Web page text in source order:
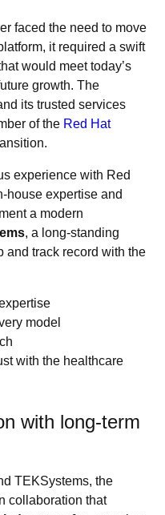
faced the need to move
it required a swift
would meet today’s
growth. The
its trusted services
of the Red Hat
experience with Red
house expertise and
a modern
, a long-standing
and track record with the
model
with the healthcare
with long-term
TEKSystems, the
collaboration that